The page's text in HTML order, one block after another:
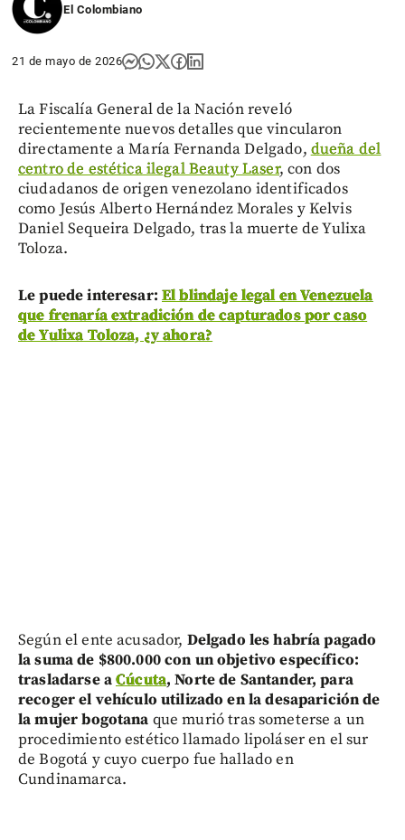
El Colombiano
21 de mayo de 2026
La Fiscalía General de la Nación reveló
recientemente nuevos detalles que vincularon
directamente a María Fernanda Delgado, dueña del
centro de estética ilegal Beauty Laser, con dos
ciudadanos de origen venezolano identificados
como Jesús Alberto Hernández Morales y Kelvis
Daniel Sequeira Delgado, tras la muerte de Yulixa
Toloza.
Le puede interesar: El blindaje legal en Venezuela
que frenaría extradición de capturados por caso
de Yulixa Toloza, ¿y ahora?
Según el ente acusador, Delgado les habría pagado
la suma de $800.000 con un objetivo específico:
trasladarse aCúcuta, Norte de Santander, para
recoger el vehículo utilizado en la desaparición de
la mujer bogotana que murió tras someterse a un
procedimiento estético llamado lipoláser en el sur
de Bogotá y cuyo cuerpo fue hallado en
Cundinamarca.